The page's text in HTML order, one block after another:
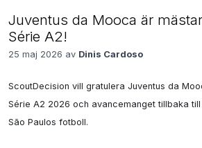
Juventus da Mooca är
Série A2!
25 maj 2026 av Dinis Cardoso
ScoutDecision vill gratulera Juventus da
Série A2 2026 och avancemanget tillbaka
São Paulos fotboll.